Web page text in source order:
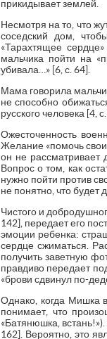
прикидывает землей.
Несмотря на то, что
соседский дом,
«Тарахтящее
мальчика пойти на
убивала…» [6, с. 64].
Мама говорила
не способно
русского человека [4, c.
Ожесточенность
Желание «помочь
он не рассматривает
Вопрос о том, как
нужно пойти против
не понятно, что будет
Чистого и
142], передает его
эмоции ребенка:
сердце сжиматься.
получить заветную
правдиво передает
«брови сдвинул по-
Однако, когда Мишка
понимает, что
«Батянюшка,
162]. Вероятно, это